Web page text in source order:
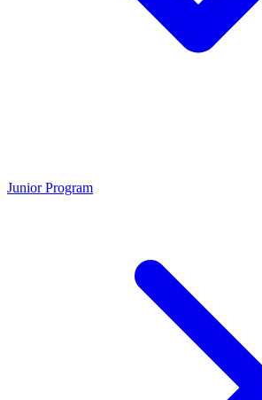
Junior Program